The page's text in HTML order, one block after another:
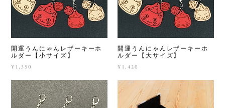
開運うんにゃんレザーキーホ
ルダー【小サイズ】
¥1,350
開運うんにゃんレザーキーホ
ルダー【大サイズ】
¥1,420